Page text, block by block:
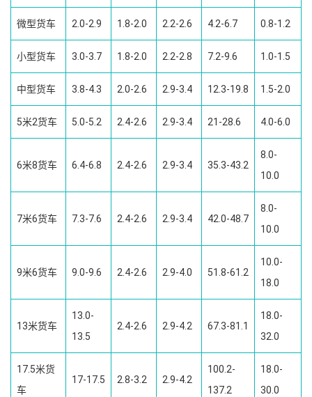
微型货车 2.0-2.9 1.8-2.0 2.2-2.6 4.2-6.7 0.8-1.2
小型货车 3.0-3.7 1.8-2.0 2.2-2.8 7.2-9.6 1.0-1.5
中型货车 3.8-4.3 2.0-2.6 2.9-3.4 12.3-19.8 1.5-2.0
5米2货车 5.0-5.2 2.4-2.6 2.9-3.4 21-28.6 4.0-6.0
6米8货车 6.4-6.8 2.4-2.6 2.9-3.4 35.3-43.2
8.0-
10.0
7米6货车 7.3-7.6 2.4-2.6 2.9-3.4 42.0-48.7
8.0-
10.0
9米6货车 9.0-9.6 2.4-2.6 2.9-4.0 51.8-61.2
10.0-
18.0
13米货车
13.0-
13.5
2.4-2.6 2.9-4.2 67.3-81.1
18.0-
32.0
17.5米货
车
17-17.5 2.8-3.2 2.9-4.2
100.2-
137.2
18.0-
30.0